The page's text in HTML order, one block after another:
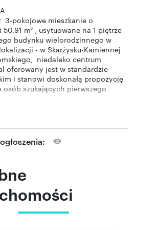
3-pokojowe mieszkanie o
m² , usytuowane na 1 piętrze
budynku wielorodzinnego w
- w Skarżysku-Kamiennej
niedaleko centrum
oferowany jest w standardzie
i stanowi doskonałą propozycję
osób szukających pierwszego
kuchennym - 19,66 m²
m²
m 2
m²
przynależy komórka lokatorska o
się w nowoczesnym
56 lokali mieszkalnych o